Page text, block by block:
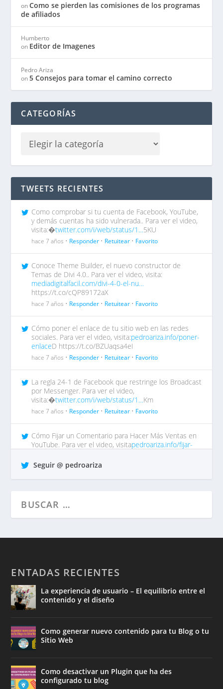
onComo se pierden las comisiones de los programas
de afiliados
Humberto
on Editor de Imagenes
Pedro Ariza
on5 Consejos para tomar el camino correcto
CATEGORÍAS
TWEETS RECIENTES
Como comprobar si tu cuenta de Facebook, YouTube,
y demás cuentas ha sido vulnerada.. Para ver el video,
visita:�twitter.com/i/web/status/1…5KU
hace 7 años • Responder • Retuitear • Favorito
Conoce Theme Builder, el nuevo constructor de
Temas de Divi 4.0.. Para ver el video, visita:
mediadigitalfacil.com/divi-4-0-el-nu…
https://t.co/cQP89172aX
hace 7 años • Responder • Retuitear • Favorito
Cómo poner el enlace de tu sitio web en las redes
sociales. Para ver el video, visita:pedroariza.info/poner-
enlaceD https://t.co/BZUaqsa4eI
hace 7 años • Responder • Retuitear • Favorito
La regla 24-1 de Facebook que restringe los Broadcast
por Messenger. Para ver el video,
visita:�twitter.com/i/web/status/1…Km
hace 7 años • Responder • Retuitear • Favorito
Cómo Fijar un Comentario para Hacer Más Ventas en
YouTube. Para ver el video, visitapedroariza.info/fijar-
hace 7 años •Responder•
Seguir @ pedroariza
ENTADAS RECIENTES
La experiencia de usuario – El equilibrio entre el
contenido y el diseño
Como generar nuevo contenido para tu Blog o tu
Sitio Web
Como desactivar un Plugin que ha des
configurado tu blog